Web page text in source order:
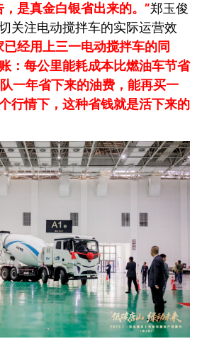
是真金白银省出来的。”郑玉俊
关注电动搅拌车的实际运营效
已经用上三一电动搅拌车的同
：每公里能耗成本比燃油车节省
一年省下来的油费，能再买一
行情下，这种省钱就是活下来的